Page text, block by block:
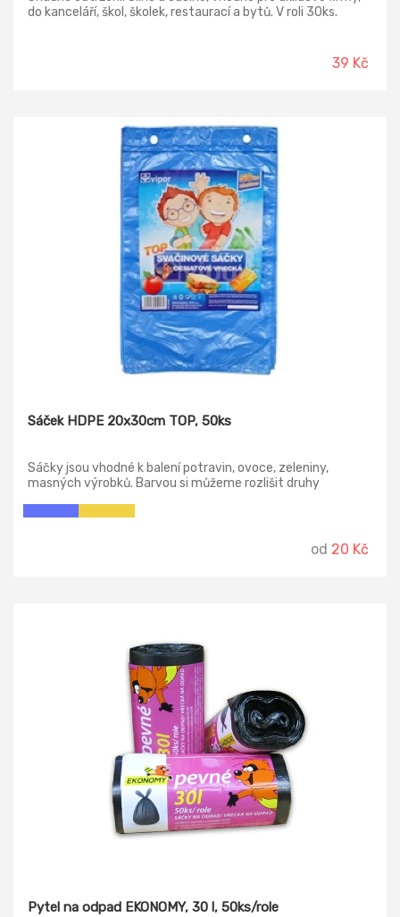
do kanceláří, škol, školek, restaurací a bytů. V roli 30ks.
39 Kč
Sáček HDPE 20x30cm TOP, 50ks
Sáčky jsou vhodné k balení potravin, ovoce, zeleniny,
masných výrobků. Barvou si můžeme rozlišit druhy
od 20 Kč
Pytel na odpad EKONOMY, 30 l, 50ks/role